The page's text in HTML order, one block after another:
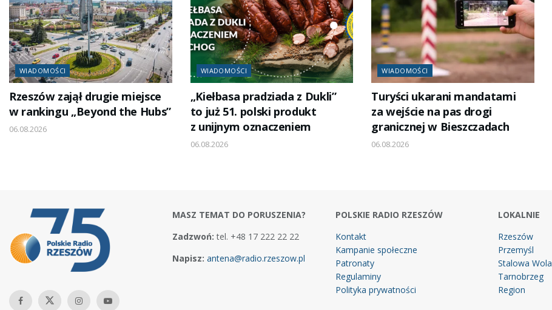
WIADOMOŚCI
Rzeszów zajął drugie miejsce
w rankingu „Beyond the Hubs”
06.08.2026
WIADOMOŚCI
„Kiełbasa pradziada z Dukli”
to już 51. polski produkt
z unijnym oznaczeniem
06.08.2026
WIADOMOŚCI
Turyści ukarani mandatami
za wejście na pas drogi
granicznej w Bieszczadach
06.08.2026
MASZ TEMAT DO PORUSZENIA?
Zadzwoń: tel. +48 17 222 22 22
Napisz: antena@radio.rzeszow.pl
POLSKIE RADIO RZESZÓW
Kontakt
Kampanie społeczne
Patronaty
Regulaminy
Polityka prywatności
LOKALNIE
Rzeszów
Przemyśl
Stalowa Wola
Tarnobrzeg
Region